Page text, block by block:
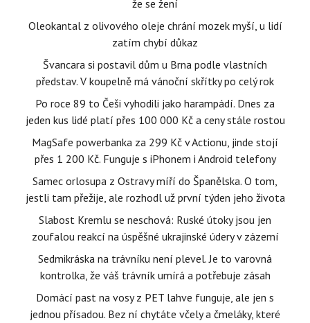
že se žení
Oleokantal z olivového oleje chrání mozek myší, u lidí
zatím chybí důkaz
Švancara si postavil dům u Brna podle vlastních
představ. V koupelně má vánoční skřítky po celý rok
Po roce 89 to Češi vyhodili jako harampádí. Dnes za
jeden kus lidé platí přes 100 000 Kč a ceny stále rostou
MagSafe powerbanka za 299 Kč v Actionu, jinde stojí
přes 1 200 Kč. Funguje s iPhonem i Android telefony
Samec orlosupa z Ostravy míří do Španělska. O tom,
jestli tam přežije, ale rozhodl už první týden jeho života
Slabost Kremlu se neschová: Ruské útoky jsou jen
zoufalou reakcí na úspěšné ukrajinské údery v zázemí
Sedmikráska na trávníku není plevel. Je to varovná
kontrolka, že váš trávník umírá a potřebuje zásah
Domácí past na vosy z PET lahve funguje, ale jen s
jednou přísadou. Bez ní chytáte včely a čmeláky, které